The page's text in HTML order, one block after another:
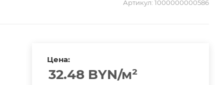
Артикул: 1000000000586
Цена:
32.48BYN/м²